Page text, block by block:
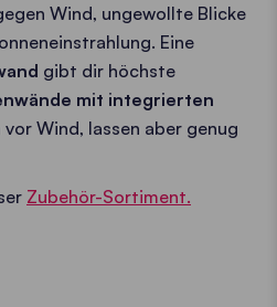
Wind, ungewollte Blicke
Eine
gibt dir höchste
mit integrierten
Wind, lassen aber genug
Zubehör-Sortiment.